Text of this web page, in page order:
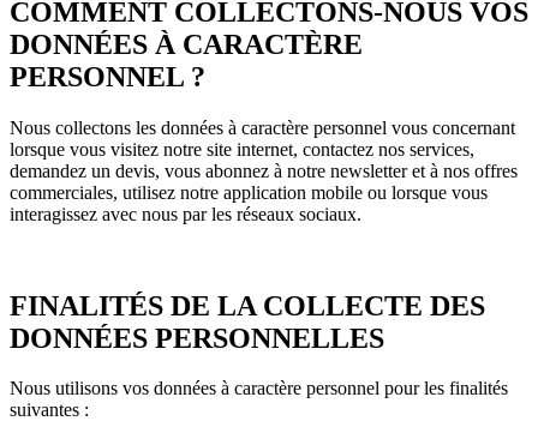
COMMENT COLLECTONS-NOUS VOS
DONNÉES À CARACTÈRE
PERSONNEL ?
Nous collectons les données à caractère personnel vous concernant
lorsque vous visitez notre site internet, contactez nos services,
demandez un devis, vous abonnez à notre newsletter et à nos offres
commerciales, utilisez notre application mobile ou lorsque vous
interagissez avec nous par les réseaux sociaux.
FINALITÉS DE LA COLLECTE DES
DONNÉES PERSONNELLES
Nous utilisons vos données à caractère personnel pour les finalités
suivantes :